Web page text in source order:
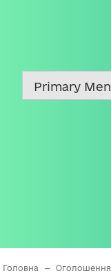
Primary
Головна — Оголошення